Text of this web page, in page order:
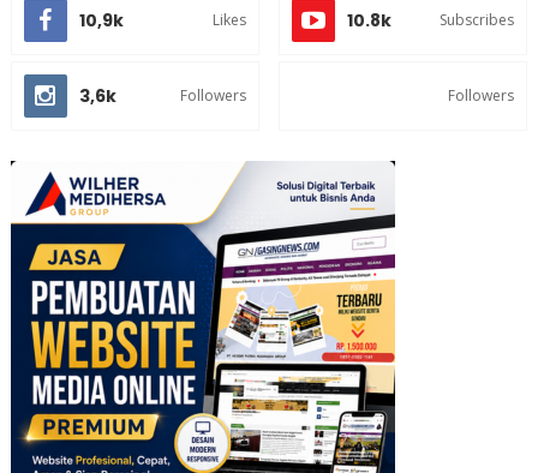
10,9k Likes 10.8k Subscribes
3,6k Followers Followers